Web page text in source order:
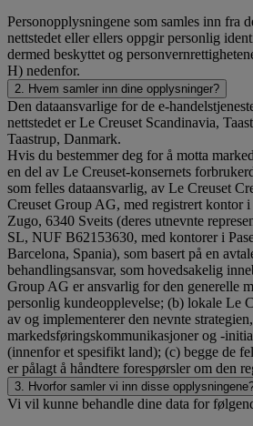
Personopplysningene som samles inn fra
nettstedet eller ellers oppgir personlig
dermed beskyttet og
H) nedenfor.
2. Hvem samler inn dine opplysninger?
Den dataansvarlige for de e-
nettstedet er Le Creuset Scandinavia,
Taastrup, Danmark.
Hvis du bestemmer deg for å motta
en del av Le Creuset-konsernets
som felles dataansvarlig, av Le Creuset
Creuset Group AG, med registrert kontor i
Zugo, 6340 Sveits (deres utnevnte
SL, NUF B62153630, med kontorer i
Barcelona, Spania), som basert på en
behandlingsansvar, som hovedsakelig
Group AG er ansvarlig for den generelle
personlig kundeopplevelse; (b) lokale Le
av og implementerer den nevnte
markedsføringskommunikasjoner og -
(innenfor et spesifikt land); (c) begge de
er pålagt å håndtere forespørsler om den
3. Hvorfor samler vi inn disse
Vi vil kunne behandle dine data for